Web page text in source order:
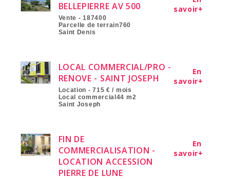
BELLEPIERRE AV 500
Vente - 187400
Parcelle de terrain760
Saint Denis
savoir+
LOCAL COMMERCIAL/PRO -
RENOVE - SAINT JOSEPH
Location - 715 € / mois
Local commercial44 m2
Saint Joseph
En
savoir+
FIN DE
COMMERCIALISATION -
LOCATION ACCESSION
PIERRE DE LUNE
En
savoir+